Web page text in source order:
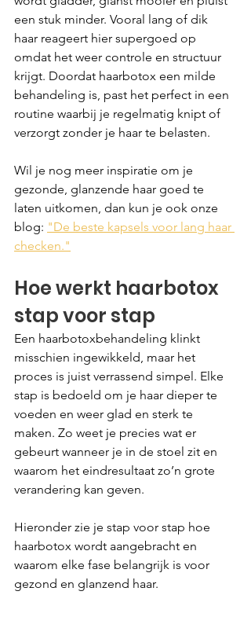
een stuk minder. Vooral lang of dik
haar reageert hier supergoed op
omdat het weer controle en structuur
krijgt. Doordat haarbotox een milde
behandeling is, past het perfect in een
routine waarbij je regelmatig knipt of
verzorgt zonder je haar te belasten.
Wil je nog meer inspiratie om je
gezonde, glanzende haar goed te
laten uitkomen, dan kun je ook onze
blog: "De beste kapsels voor lang haar
checken."
Hoe werkt haarbotox
stap voor stap
Een haarbotoxbehandeling klinkt
misschien ingewikkeld, maar het
proces is juist verrassend simpel. Elke
stap is bedoeld om je haar dieper te
voeden en weer glad en sterk te
maken. Zo weet je precies wat er
gebeurt wanneer je in de stoel zit en
waarom het eindresultaat zo’n grote
verandering kan geven.
Hieronder zie je stap voor stap hoe
haarbotox wordt aangebracht en
waarom elke fase belangrijk is voor
gezond en glanzend haar.